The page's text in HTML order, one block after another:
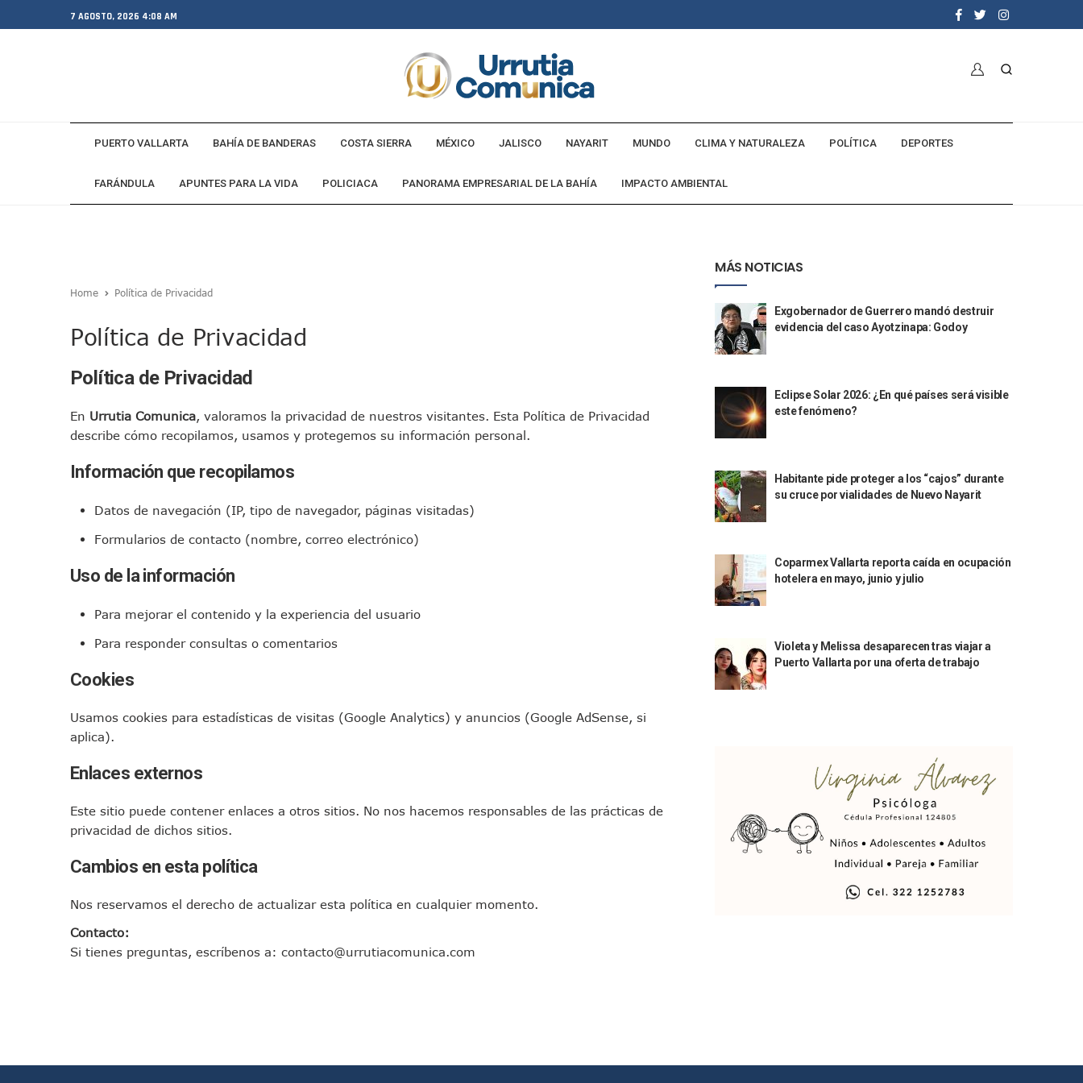
7 AGOSTO, 2026 4:08 AM
PUERTO VALLARTA BAHÍA DE BANDERAS COSTA SIERRA MÉXICO JALISCO NAYARIT MUNDO CLIMA Y NATURALEZA POLÍTICA DEPORTES
FARÁNDULA APUNTES PARA LA VIDA POLICIACA PANORAMA EMPRESARIAL DE LA BAHÍA IMPACTO AMBIENTAL
Home Política de Privacidad
Política de Privacidad
Política de Privacidad
En Urrutia Comunica, valoramos la privacidad de nuestros visitantes. Esta Política de Privacidad
describe cómo recopilamos, usamos y protegemos su información personal.
Información que recopilamos
Datos de navegación (IP, tipo de navegador, páginas visitadas)
Formularios de contacto (nombre, correo electrónico)
Uso de la información
Para mejorar el contenido y la experiencia del usuario
Para responder consultas o comentarios
Cookies
Usamos cookies para estadísticas de visitas (Google Analytics) y anuncios (Google AdSense, si
aplica).
Enlaces externos
Este sitio puede contener enlaces a otros sitios. No nos hacemos responsables de las prácticas de
privacidad de dichos sitios.
Cambios en esta política
Nos reservamos el derecho de actualizar esta política en cualquier momento.
Contacto:
Si tienes preguntas, escríbenos a: contacto@urrutiacomunica.com
MÁS NOTICIAS
Exgobernador de Guerrero mandó destruir
evidencia del caso Ayotzinapa: Godoy
Eclipse Solar 2026: ¿En qué países será visible
este fenómeno?
Habitante pide proteger a los “cajos” durante
su cruce por vialidades de Nuevo Nayarit
Coparmex Vallarta reporta caída en ocupación
hotelera en mayo, junio y julio
Violeta y Melissa desaparecen tras viajar a
Puerto Vallarta por una oferta de trabajo